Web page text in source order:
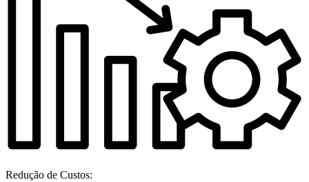
Redução de Custos: